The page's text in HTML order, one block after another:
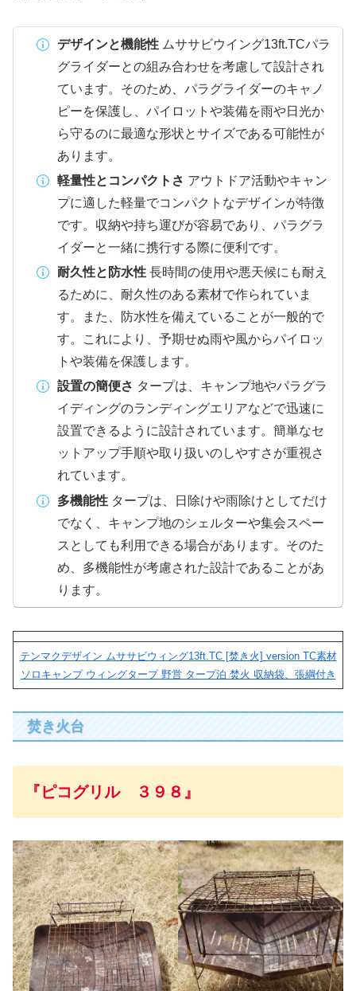
デザインと機能性ムササビウイング13ft.TCパラ
グライダーとの組み合わせを考慮して設計され
ています。そのため、パラグライダーのキャノ
ピーを保護し、パイロットや装備を雨や日光か
ら守るのに最適な形状とサイズである可能性が
あります。
軽量性とコンパクトさ アウトドア活動やキャン
プに適した軽量でコンパクトなデザインが特徴
です。収納や持ち運びが容易であり、パラグラ
イダーと一緒に携行する際に便利です。
耐久性と防水性長時間の使用や悪天候にも耐え
るために、耐久性のある素材で作られていま
す。また、防水性を備えていることが一般的で
す。これにより、予期せぬ雨や風からパイロッ
トや装備を保護します。
設置の簡便さ タープは、キャンプ地やパラグラ
イディングのランディングエリアなどで迅速に
設置できるように設計されています。簡単なセ
ットアップ手順や取り扱いのしやすさが重視さ
れています。
多機能性タープは、日除けや雨除けとしてだけ
でなく、キャンプ地のシェルターや集会スペー
スとしても利用できる場合があります。そのた
め、多機能性が考慮された設計であることがあ
ります。
テンマクデザイン ムササビウィング13ft.TC [焚き火] version TC素材
ソロキャンプ ウィングタープ 野営 タープ泊 焚火 収納袋、張綱付き
焚き火台
『ピコグリル ３９８』